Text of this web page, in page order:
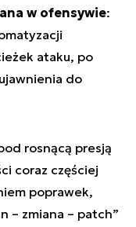
w ofensywie:
ataku, po
do
rosnącą presją
coraz częściej
poprawek,
– zmiana – patch”